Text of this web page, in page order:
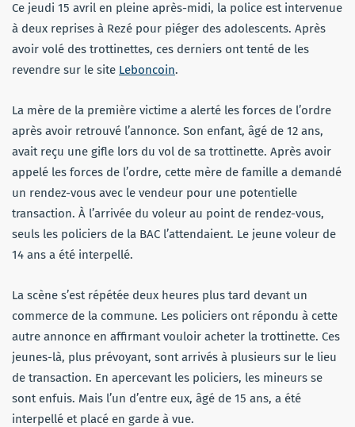
Ce jeudi 15 avril en pleine après-midi, la police est intervenue
à deux reprises à Rezé pour piéger des adolescents. Après
avoir volé des trottinettes, ces derniers ont tenté de les
revendre sur le site Leboncoin.
La mère de la première victime a alerté les forces de l’ordre
après avoir retrouvé l’annonce. Son enfant, âgé de 12 ans,
avait reçu une gifle lors du vol de sa trottinette. Après avoir
appelé les forces de l’ordre, cette mère de famille a demandé
un rendez-vous avec le vendeur pour une potentielle
transaction. À l’arrivée du voleur au point de rendez-vous,
seuls les policiers de la BAC l’attendaient. Le jeune voleur de
14 ans a été interpellé.
La scène s’est répétée deux heures plus tard devant un
commerce de la commune. Les policiers ont répondu à cette
autre annonce en affirmant vouloir acheter la trottinette. Ces
jeunes-là, plus prévoyant, sont arrivés à plusieurs sur le lieu
de transaction. En apercevant les policiers, les mineurs se
sont enfuis. Mais l’un d’entre eux, âgé de 15 ans, a été
interpellé et placé en garde à vue.